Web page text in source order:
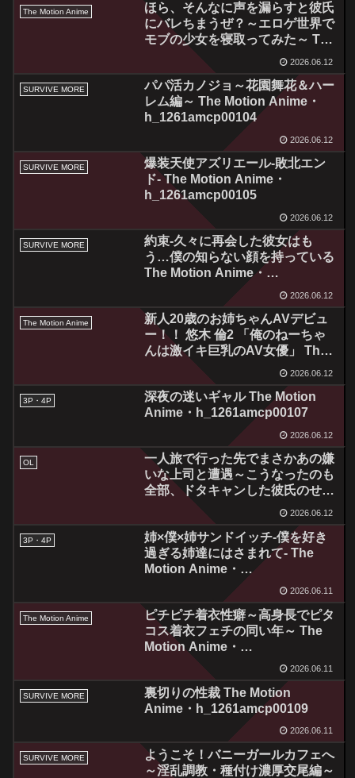
The Motion Anime
ほら、そんなに声を漏らすと彼氏
にバレちまうぜ？～エロゲ世界で
モブの少女を寝取ってみた～ The
Motion Anime・
h_1262sgcp00014
2026.06.12
SURVIVE MORE
パパ活カノジョ～花園舞花＆ハー
レム編～ The Motion Anime・
h_1261amcp00104
2026.06.12
SURVIVE MORE
爆装天使アズリエール-敗北エン
ド- The Motion Anime・
h_1261amcp00105
2026.06.12
SURVIVE MORE
約束-久々に再会した彼女はも
う…僕の知らない顔を持っている
The Motion Anime・
h_1261amcp00106
2026.06.12
The Motion Anime
新人20歳のお姉ちゃんAVデビュ
ー！！ 悠木 倫2 「俺のねーちゃ
んは激イキ巨乳のAV女優」 The
Motion Anime・
h_1322sgcp00015
2026.06.12
3P・4P
深夜の迷いギャル The Motion
Anime・h_1261amcp00107
2026.06.12
OL
一人旅で行った先でまさかあの嫌
いな上司と遭遇～こうなったのも
全部、ドタキャンした彼氏のせい
だからね～ The Motion Anime・
h_1262apcp00029
2026.06.12
3P・4P
姉×僕×姉サンドイッチ-僕を好き
過ぎる姉達にはさまれて- The
Motion Anime・
h_1261amcp00108
2026.06.11
The Motion Anime
ピチピチ着衣性癖～高身長でピタ
コス着衣フェチの同い年～ The
Motion Anime・
h_1262sgcp00016
2026.06.11
SURVIVE MORE
裏切りの性裁 The Motion
Anime・h_1261amcp00109
2026.06.11
SURVIVE MORE
ようこそ！バニーガールカフェへ
～淫乱調教・種付け濃厚交尾編～